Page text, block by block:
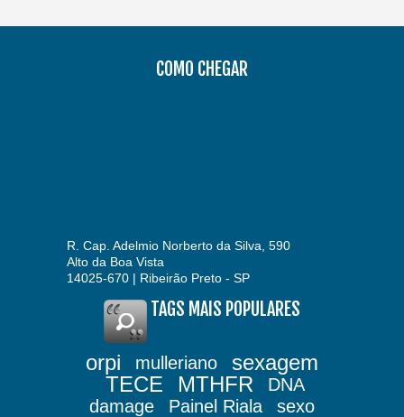
COMO CHEGAR
R. Cap. Adelmio Norberto da Silva, 590
Alto da Boa Vista
14025-670 | Ribeirão Preto - SP
TAGS MAIS POPULARES
orpi mulleriano
sexagem
TECE
MTHFR
DNA
damage
Painel Riala
sexo